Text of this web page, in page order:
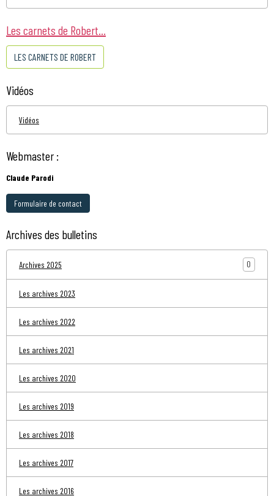
Les carnets de Robert...
LES CARNETS DE ROBERT
Vidéos
Vidéos
Webmaster :
Claude Parodi
Formulaire de contact
Archives des bulletins
Archives 2025 0
Les archives 2023
Les archives 2022
Les archives 2021
Les archives 2020
Les archives 2019
Les archives 2018
Les archives 2017
Les archives 2016